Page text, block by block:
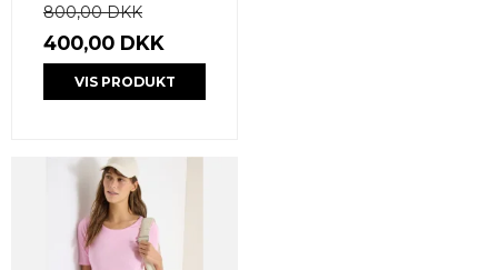
800,00 DKK
400,00 DKK
VIS PRODUKT